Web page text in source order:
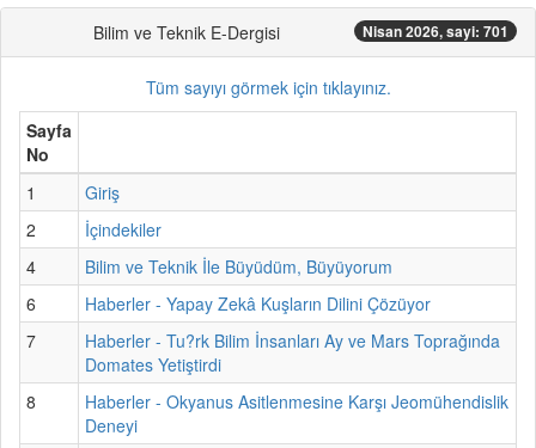
Bilim ve Teknik E-Dergisi Nisan 2026, sayi: 701
Tüm sayıyı görmek için tıklayınız.
Sayfa
No
1
Giriş
2
İçindekiler
4
Bilim ve Teknik İle Büyüdüm, Büyüyorum
6
Haberler - Yapay Zekâ Kuşların Dilini Çözüyor
7
Haberler - Tu?rk Bilim İnsanları Ay ve Mars Toprağında
Domates Yetiştirdi
8
Haberler - Okyanus Asitlenmesine Karşı Jeomühendislik
Deneyi